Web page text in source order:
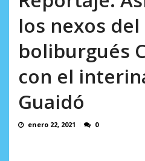
Álvarez del
AGOSTO 8, 2026
los nexos del
boliburgués
con el
Guaidó
enero 22, 2021 0